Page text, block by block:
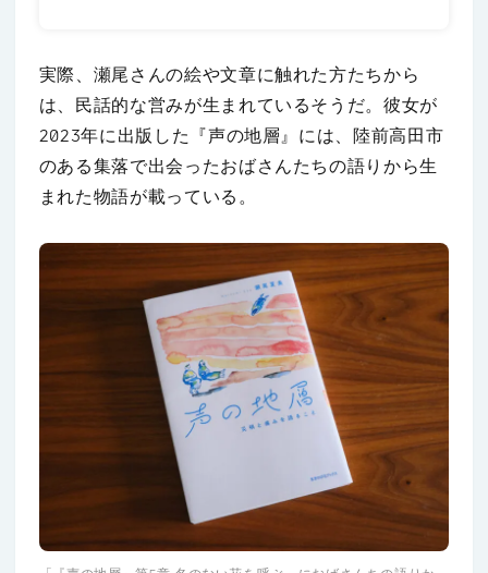
実際、瀬尾さんの絵や文章に触れた方たちから
は、民話的な営みが生まれているそうだ。彼女が
2023年に出版した『声の地層』には、陸前高田市
のある集落で出会ったおばさんたちの語りから生
まれた物語が載っている。